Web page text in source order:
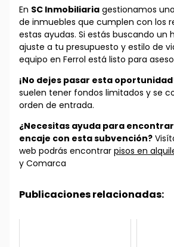
En SC Inmobiliaria gestionamos
de inmuebles que cumplen con los
estas ayudas. Si estás buscando un
ajuste a tu presupuesto y estilo de
equipo en Ferrol está listo para
¡No dejes pasar esta
suelen tener fondos limitados y se
orden de entrada.
¿Necesitas ayuda para
encaje con esta subvención?
web podrás encontrar pisos en
y Comarca
Publicaciones relacionadas: